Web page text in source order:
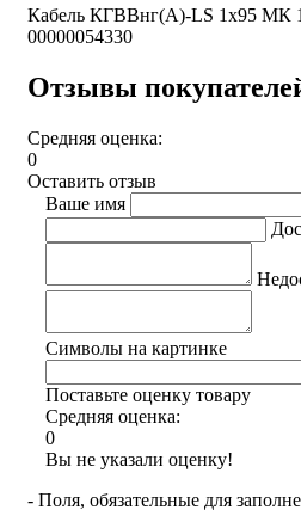
Кабель КГВВнг(А)-LS 1х95 МК
00000054330
Отзывы
Средняя оценка:
0
Оставить отзыв
Ваше имя
Символы на картинке
Поставьте оценку товару
Средняя оценка:
0
Вы не указали оценку!
- Поля, обязательные для